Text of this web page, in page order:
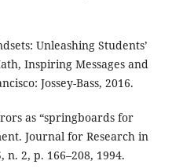
Unleashing Students’
Inspiring Messages and
Jossey-Bass, 2016.
as “springboards for
Journal for Research in
2, p. 166–208, 1994.